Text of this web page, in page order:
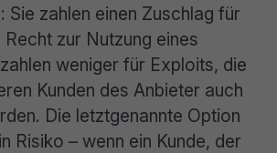
Sie zahlen einen Zuschlag für
zur Nutzung eines
weniger für Exploits, die
Kunden des Anbieter auch
Die letztgenannte Option
Risiko – wenn ein Kunde, der